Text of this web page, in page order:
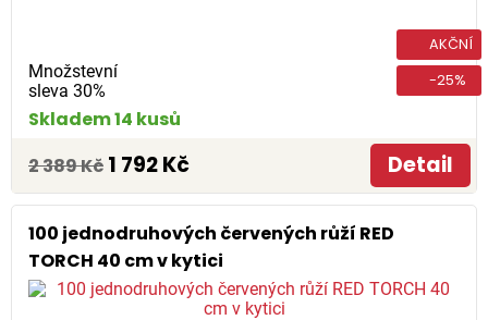
Množstevní
sleva 30%
AKČNÍ
-25%
Skladem 14 kusů
2 389 Kč 1 792 Kč Detail
100 jednodruhových červených růží RED
TORCH 40 cm v kytici